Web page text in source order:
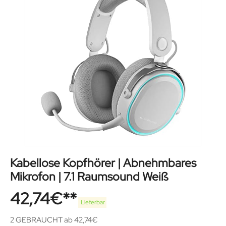
Kabellose Kopfhörer | Abnehmbares
Mikrofon | 7.1 Raumsound Weiß
42,74€ Lieferbar
2 GEBRAUCHT ab 42,74€